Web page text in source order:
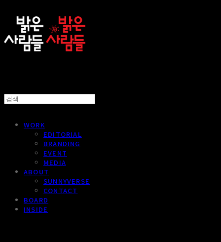
WORK
EDITORIAL
BRANDING
EVENT
MEDIA
ABOUT
SUNNYVERSE
CONTACT
BOARD
INSIDE